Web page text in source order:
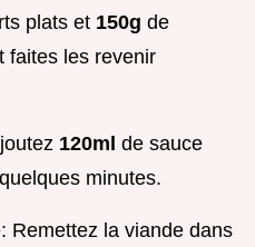
plats et 150g de
faites les revenir
120ml de sauce
minutes.
Remettez la viande dans